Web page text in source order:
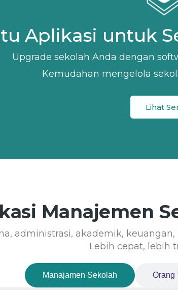
Aplikasi untuk
Upgrade sekolah Anda dengan
Kemudahan mengelola
Lihat
Manajemen
administrasi, akademik,
Lebih cepat, lebih
Manajamen Sekolah Orang